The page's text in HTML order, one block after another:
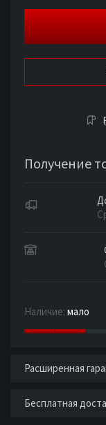
Получение
Наличие: мало
Расширенная
Бесплатная